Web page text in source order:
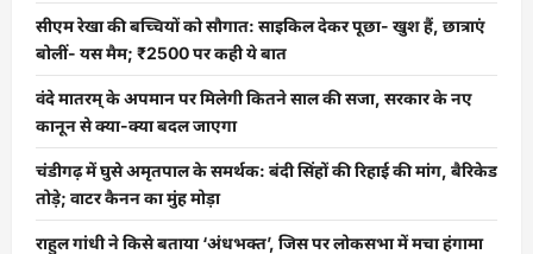
सीएम रेखा की बच्चियों को सौगात: साइकिल देकर पूछा- खुश हैं, छात्राएं
बोलीं- यस मैम; ₹2500 पर कही ये बात
वंदे मातरम् के अपमान पर मिलेगी कितने साल की सजा, सरकार के नए
कानून से क्या-क्या बदल जाएगा
चंडीगढ़ में घुसे अमृतपाल के समर्थक: बंदी सिंहों की रिहाई की मांग, बैरिकेड
तोड़े; वाटर कैनन का मुंह मोड़ा
राहुल गांधी ने किसे बताया ‘अंधभक्त’, जिस पर लोकसभा में मचा हंगामा